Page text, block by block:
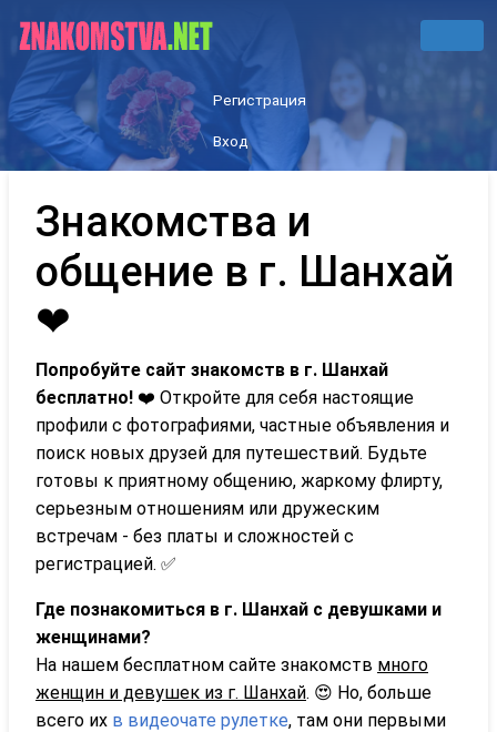
Регистрация
Вход
Знакомства и
общение в г. Шанхай
❤
Попробуйте сайт знакомств в г. Шанхай
бесплатно! ❤️ Откройте для себя настоящие
профили с фотографиями, частные объявления и
поиск новых друзей для путешествий. Будьте
готовы к приятному общению, жаркому флирту,
серьезным отношениям или дружеским
встречам - без платы и сложностей с
регистрацией. ✅
Где познакомиться в г. Шанхай с девушками и
женщинами?
На нашем бесплатном сайте знакомств много
женщин и девушек из г. Шанхай. 😍 Но, больше
всего их в видеочате рулетке, там они первыми